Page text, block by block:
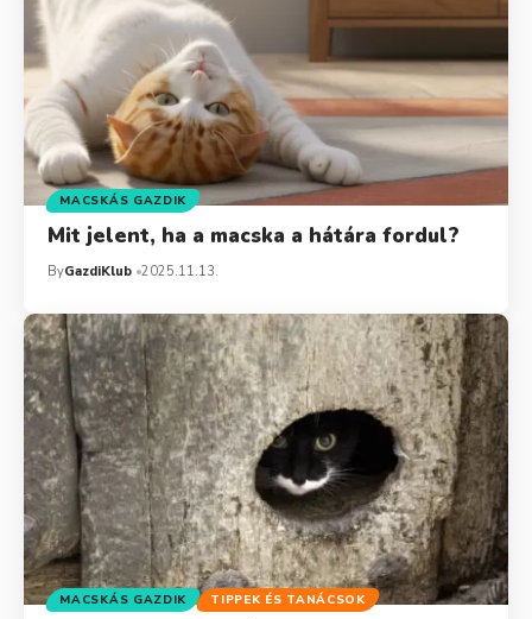
MACSKÁS GAZDIK
Mit jelent, ha a macska a hátára fordul?
ByGazdiKlub 2025.11.13.
MACSKÁS GAZDIK TIPPEK ÉS TANÁCSOK